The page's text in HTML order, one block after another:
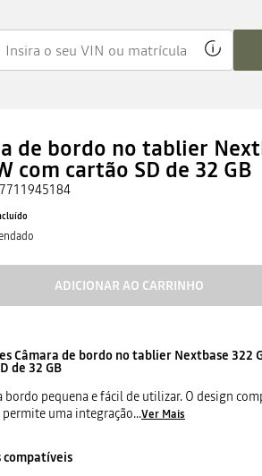
de bordo no tablier
com cartão SD de 32 GB
7711945184
ADICIONAR AO CARRINHO
Câmara de bordo no tablier Nextbase 322
de 32 GB
bordo pequena e fácil de utilizar. O design
uma integração...Ver Mais
compatíveis